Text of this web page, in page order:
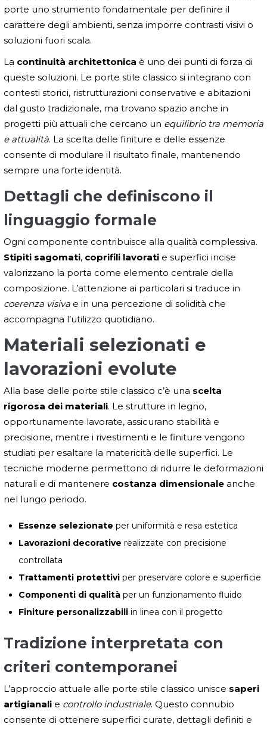
porte uno strumento fondamentale per definire il
carattere degli ambienti, senza imporre contrasti visivi o
soluzioni fuori scala.
La continuità architettonica è uno dei punti di forza di
queste soluzioni. Le porte stile classico si integrano con
contesti storici, ristrutturazioni conservative e abitazioni
dal gusto tradizionale, ma trovano spazio anche in
progetti più attuali che cercano un equilibrio tra memoria
e attualità. La scelta delle finiture e delle essenze
consente di modulare il risultato finale, mantenendo
sempre una forte identità.
Dettagli che definiscono il
linguaggio formale
Ogni componente contribuisce alla qualità complessiva.
Stipiti sagomati, coprifili lavorati e superfici incise
valorizzano la porta come elemento centrale della
composizione. L’attenzione ai particolari si traduce in
coerenza visiva e in una percezione di solidità che
accompagna l’utilizzo quotidiano.
Materiali selezionati e
lavorazioni evolute
Alla base delle porte stile classico c’è una scelta
rigorosa dei materiali. Le strutture in legno,
opportunamente lavorate, assicurano stabilità e
precisione, mentre i rivestimenti e le finiture vengono
studiati per esaltare la matericità delle superfici. Le
tecniche moderne permettono di ridurre le deformazioni
naturali e di mantenere costanza dimensionale anche
nel lungo periodo.
Essenze selezionate per uniformità e resa estetica
Lavorazioni decorative realizzate con precisione
controllata
Trattamenti protettivi per preservare colore e superficie
Componenti di qualità per un funzionamento fluido
Finiture personalizzabili in linea con il progetto
Tradizione interpretata con
criteri contemporanei
L’approccio attuale alle porte stile classico unisce saperi
artigianali e controllo industriale. Questo connubio
consente di ottenere superfici curate, dettagli definiti e